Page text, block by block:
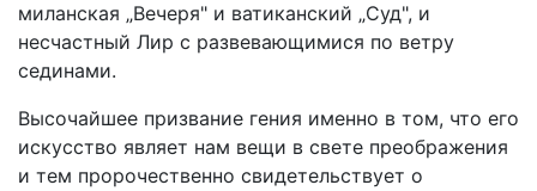
миланская „Вечеря" и ватиканский „Суд", и
несчастный Лир с развевающимися по ветру
сединами.
Высочайшее призвание гения именно в том, что его
искусство являет нам вещи в свете преображения
и тем пророчественно свидетельствует о